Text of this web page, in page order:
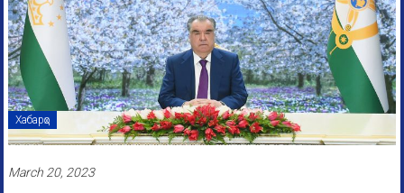
Хабарҳо
March 20, 2023